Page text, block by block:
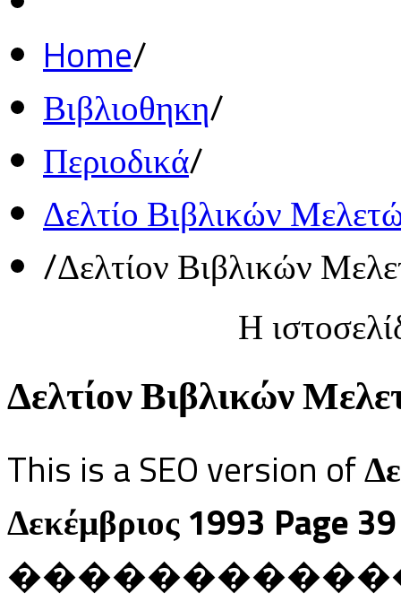
Home/
Βιβλιοθηκη/
Περιοδικά/
Δελτίο Βιβλικών
/Δελτίον Βιβλικών
Η
Δελτίον Βιβλικών
This is a SEO version of
Δεκέμβριος 1993 Page 39
������������